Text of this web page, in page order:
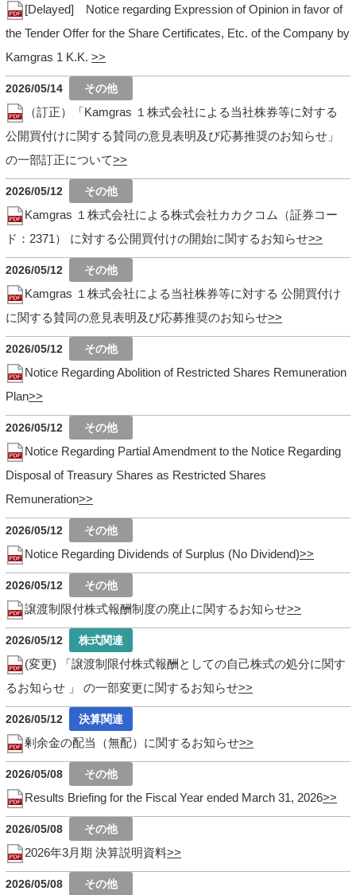
[Delayed] Notice regarding Expression of Opinion in favor of
the Tender Offer for the Share Certificates, Etc. of the Company by
Kamgras 1 K.K.
2026/05/14
（訂正）「Kamgras １株式会社による当社株券等に対する
公開買付けに関する賛同の意見表明及び応募推奨のお知らせ」
の一部訂正について
2026/05/12
Kamgras １株式会社による株式会社カカクコム（証券コー
ド：2371） に対する公開買付けの開始に関するお知らせ
2026/05/12
Kamgras １株式会社による当社株券等に対する 公開買付け
に関する賛同の意見表明及び応募推奨のお知らせ
2026/05/12
Notice Regarding Abolition of Restricted Shares Remuneration
Plan
2026/05/12
Notice Regarding Partial Amendment to the Notice Regarding
Disposal of Treasury Shares as Restricted Shares
Remuneration
2026/05/12
Notice Regarding Dividends of Surplus (No Dividend)
2026/05/12
譲渡制限付株式報酬制度の廃止に関するお知らせ
2026/05/12
(変更) 「譲渡制限付株式報酬としての自己株式の処分に関す
るお知らせ 」 の一部変更に関するお知らせ
2026/05/12
剰余金の配当（無配）に関するお知らせ
2026/05/08
Results Briefing for the Fiscal Year ended March 31, 2026
2026/05/08
2026年3月期 決算説明資料
2026/05/08